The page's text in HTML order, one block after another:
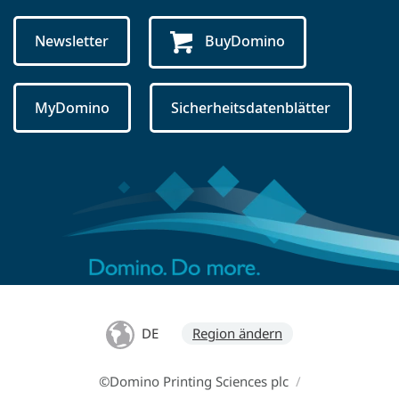
Newsletter BuyDomino
MyDomino Sicherheitsdatenblätter
DE Region ändern
©Domino Printing Sciences plc /